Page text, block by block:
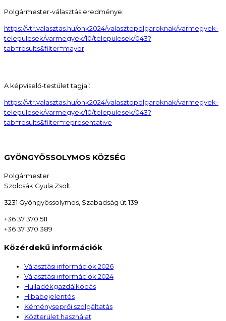
Polgármester-választás eredménye:
https://vtr.valasztas.hu/onk2024/valasztopolgaroknak/varmegyek-
telepulesek/varmegyek/10/telepulesek/043?
tab=results&filter=mayor
A képviselő-testület tagjai:
https://vtr.valasztas.hu/onk2024/valasztopolgaroknak/varmegyek-
telepulesek/varmegyek/10/telepulesek/043?
tab=results&filter=representative
GYÖNGYÖSSOLYMOS KÖZSÉG
Polgármester
Szolcsák Gyula Zsolt
3231 Gyöngyössolymos, Szabadság út 139.
+36 37 370 511
+36 37 370 389
Közérdekű információk
Választási információk 2026
Választási információk 2024
Hulladékgazdálkodás
Hibabejelentés
Kéményseprői szolgáltatás
Közterület használat